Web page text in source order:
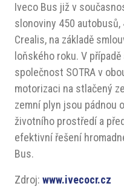
Iveco Bus již v
slonoviny 450
Crealis, na základě
loňského roku. V
společnost SOTRA v
motorizaci na stlačený
zemní plyn jsou pádnou
životního prostředí a
efektivní řešení
Bus.
Zdroj: www.ivecocr.cz